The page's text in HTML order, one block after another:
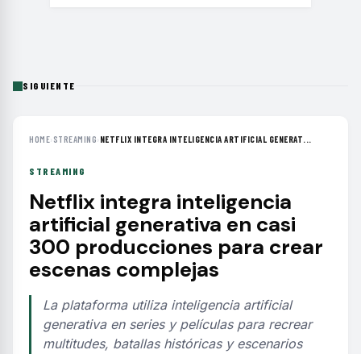
SIGUIENTE
HOME› STREAMING› NETFLIX INTEGRA INTELIGENCIA ARTIFICIAL GENERAT...
STREAMING
Netflix integra inteligencia
artificial generativa en casi
300 producciones para crear
escenas complejas
La plataforma utiliza inteligencia artificial
generativa en series y películas para recrear
multitudes, batallas históricas y escenarios